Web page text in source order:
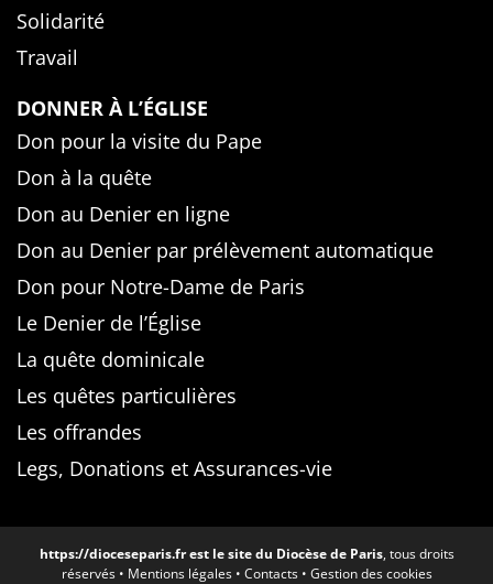
Solidarité
Travail
DONNER À L’ÉGLISE
Don pour la visite du Pape
Don à la quête
Don au Denier en ligne
Don au Denier par prélèvement automatique
Don pour Notre-Dame de Paris
Le Denier de l’Église
La quête dominicale
Les quêtes particulières
Les offrandes
Legs, Donations et Assurances-vie
https://dioceseparis.frest le site du Diocèse de Paris, tous droits
réservés • Mentions légales• Contacts• Gestion des cookies